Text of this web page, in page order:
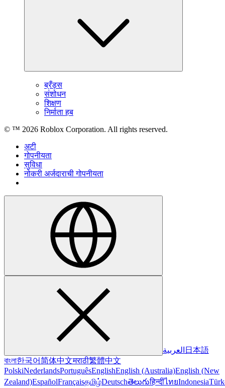
ब्रँड्स
संशोधन
शिक्षण
निर्माता हब
© ™ 2026 Roblox Corporation. All rights reserved.
अटी
गोपनीयता
सुविधा
नोकरी अर्जदाराची गोपनीयता
العربية 日本語
বাংলা한국어简体中文मराठी繁體中文
PolskiNederlandsPortuguêsEnglishEnglish (Australia)English (New
Zealand)EspañolFrançaisதமிழ்Deutschతెలుగుहिन्दीไทยIndonesia